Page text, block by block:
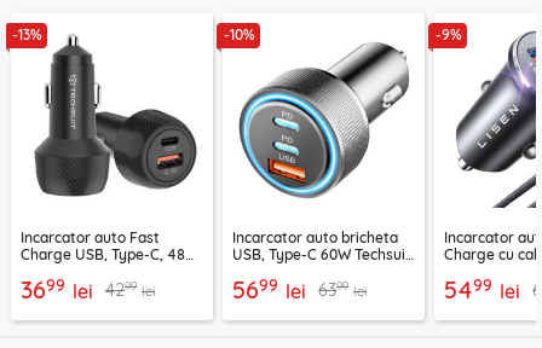
-13%
Incarcator auto Fast
Charge USB, Type-C, 48W
3699 lei 4299 lei
-10%
Incarcator auto bricheta
USB, Type-C 60W Techsuit
5699 lei 6399 lei
-9%
Incarcator
Charge cu
5499 lei